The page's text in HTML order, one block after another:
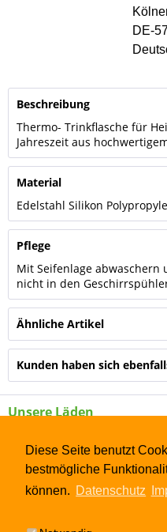
Diese Seite benutzt
bestmögliche
können. Datenschutz
DE-
Beschreibung
Thermo- Trinkflasche für
Jahreszeit aus
Material
Edelstahl Silikon
Pflege
Mit Seifenlage
nicht in den
Ähnliche Artikel
Kunden haben sich
Unsere Läden
Shop Service
Informationen